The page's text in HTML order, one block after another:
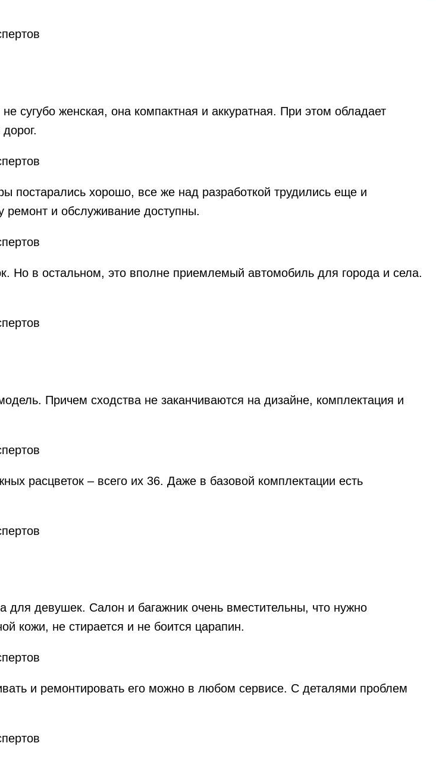
сугубо женская, она компактная и аккуратная. При этом обладает
постарались хорошо, все же над разработкой трудились еще и
ремонт и обслуживание доступны.
Но в остальном, это вполне приемлемый автомобиль для города и села.
Причем сходства не заканчиваются на дизайне, комплектация и
расцветок – всего их 36. Даже в базовой комплектации есть
девушек. Салон и багажник очень вместительны, что нужно
кожи, не стирается и не боится царапин.
и ремонтировать его можно в любом сервисе. С деталями проблем